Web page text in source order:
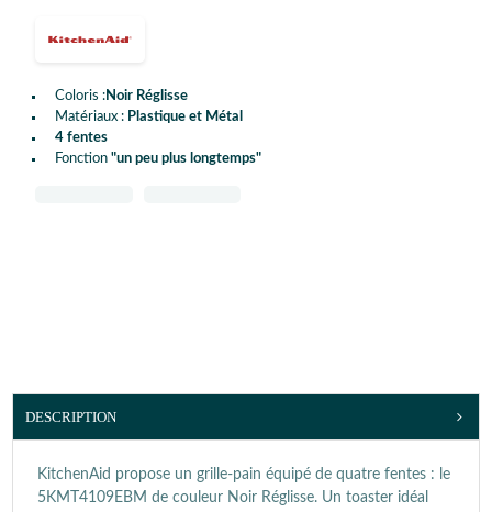
Coloris :Noir Réglisse
Matériaux : Plastique et Métal
4 fentes
Fonction "un peu plus longtemps"
DESCRIPTION
KitchenAid propose un grille-pain équipé de quatre fentes : le
5KMT4109EBM de couleur Noir Réglisse. Un toaster idéal